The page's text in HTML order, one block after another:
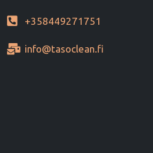
+358449271751
info@tasoclean.fi